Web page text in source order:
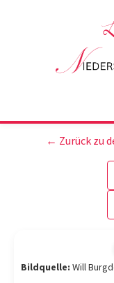
← Zurück zu
Bildquelle: Will